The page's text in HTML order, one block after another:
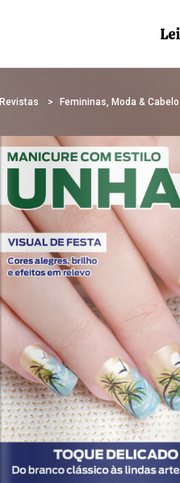
Revistas Femininas, Moda & Cabelo